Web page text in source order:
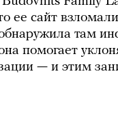
ее сайт
там
помогает
— и этим